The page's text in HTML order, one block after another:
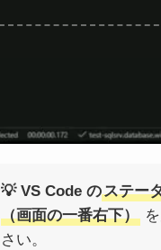
💡 VS Code のステー
（画面の一番右下）を
さい。